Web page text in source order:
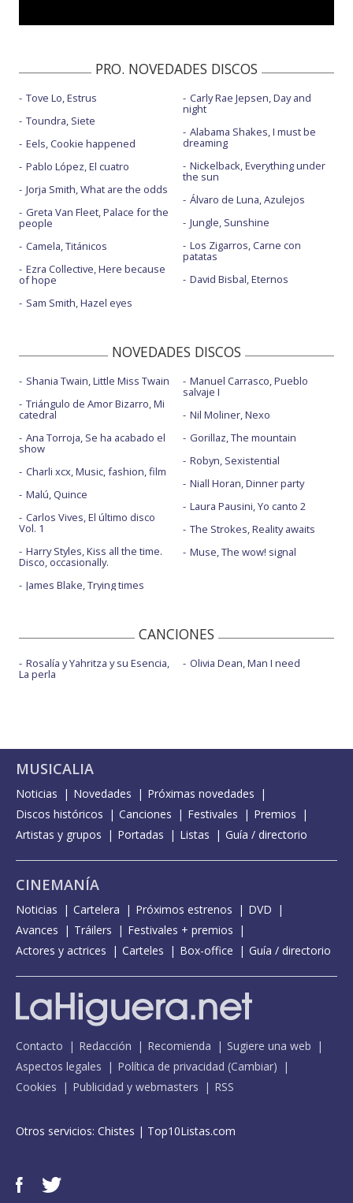
feelslikeimfallinginlove (A film for the future) - con letra
Man in the moon
The karate kid
version
PRO. NOVEDADES DISCOS
Tove Lo, Estrus
Toundra, Siete
Eels, Cookie happened
Pablo López, El cuatro
Jorja Smith, What are the odds
Greta Van Fleet, Palace for the
people
Camela, Titánicos
Ezra Collective, Here because
of hope
Sam Smith, Hazel eyes
Carly Rae Jepsen, Day and
night
Alabama Shakes, I must be
dreaming
Nickelback, Everything under
the sun
Álvaro de Luna, Azulejos
Jungle, Sunshine
Los Zigarros, Carne con
patatas
David Bisbal, Eternos
NOVEDADES DISCOS
Shania Twain, Little Miss Twain
Triángulo de Amor Bizarro, Mi
catedral
Ana Torroja, Se ha acabado el
show
Charli xcx, Music, fashion, film
Malú, Quince
Carlos Vives, El último disco
Vol. 1
Harry Styles, Kiss all the time.
Disco, occasionally.
James Blake, Trying times
Manuel Carrasco, Pueblo
salvaje I
Nil Moliner, Nexo
Gorillaz, The mountain
Robyn, Sexistential
Niall Horan, Dinner party
Laura Pausini, Yo canto 2
The Strokes, Reality awaits
Muse, The wow! signal
CANCIONES
Rosalía y Yahritza y su Esencia,
La perla
Olivia Dean, Man I need
MUSICALIA
Noticias Novedades
Próximas novedades
Discos históricos
Canciones Festivales
Premios
Artistas y grupos
Portadas Listas Guía / directorio
CINEMANÍA
Noticias Cartelera Próximos estrenos
DVD
Avances
Tráilers
Festivales + premios
Actores y actrices
Carteles Box-office Guía / directorio
Contacto Redacción Recomienda
Sugiere una web
Aspectos legales
Política de privacidad (Cambiar)
Cookies
Publicidad y webmasters RSS
Otros servicios: Chistes | Top10Listas.com